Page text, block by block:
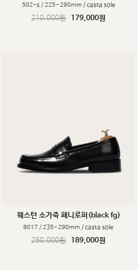
502-s / 225~290mm / casta sole
210,000원 179,000원
웨스턴 소가죽 페니로퍼(black fg)
8017 / 235~290mm / casta sole
250,000원 189,000원